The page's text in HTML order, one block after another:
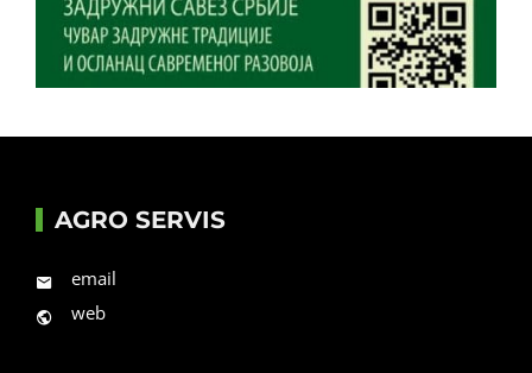
AGRO SERVIS
email
web